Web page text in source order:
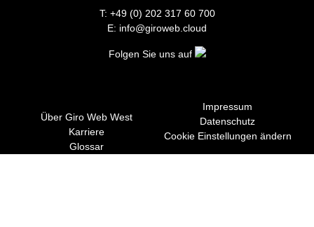
T: +49 (0) 202 317 60 700
E: info@giroweb.cloud
Folgen Sie uns auf
Über Giro Web West
Karriere
Glossar
Impressum
Datenschutz
Cookie Einstellungen ändern